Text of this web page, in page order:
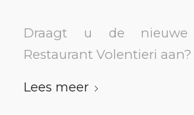
Draagt u de
Restaurant Volentieri aan?
Lees meer